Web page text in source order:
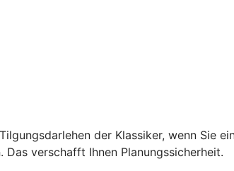
der Klassiker, wenn Sie
verschafft Ihnen Planungssicherheit.